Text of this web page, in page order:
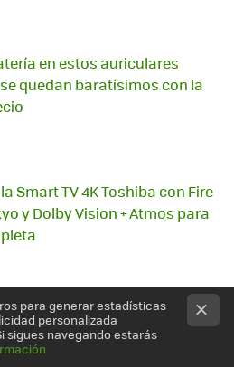
en estos auriculares
quedan baratísimos con la
Smart TV 4K Toshiba con Fire
y Dolby Vision + Atmos para
para generar estadísticas
personalizada
sigues navegando estarás